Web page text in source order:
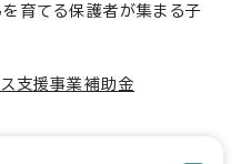
育てる保護者が集まる子
支援事業補助金